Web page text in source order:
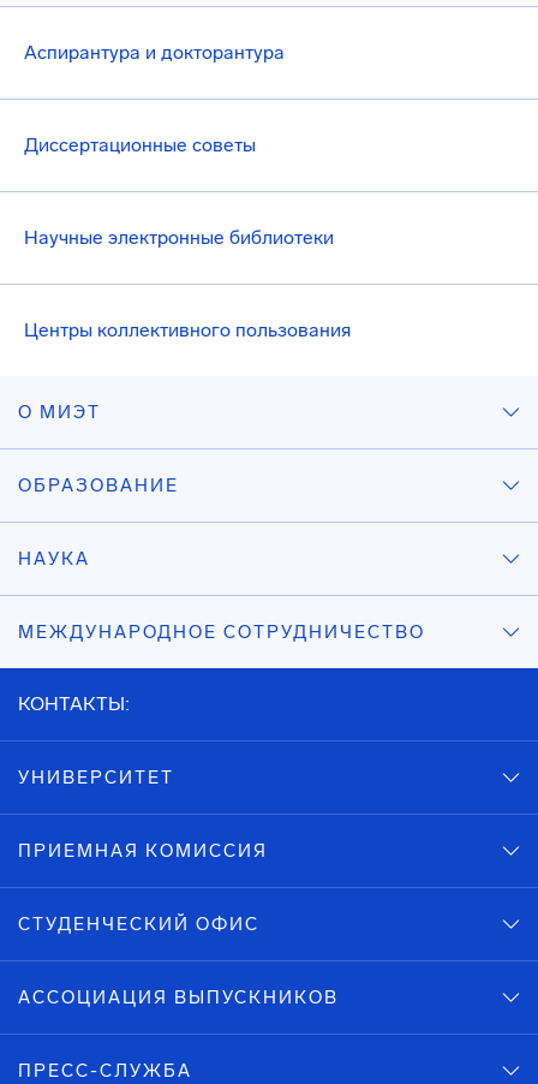
Аспирантура и докторантура
Диссертационные советы
Научные электронные библиотеки
Центры коллективного пользования
О МИЭТ
ОБРАЗОВАНИЕ
НАУКА
МЕЖДУНАРОДНОЕ СОТРУДНИЧЕСТВО
КОНТАКТЫ:
УНИВЕРСИТЕТ
ПРИЕМНАЯ КОМИССИЯ
СТУДЕНЧЕСКИЙ ОФИС
АССОЦИАЦИЯ ВЫПУСКНИКОВ
ПРЕСС-СЛУЖБА